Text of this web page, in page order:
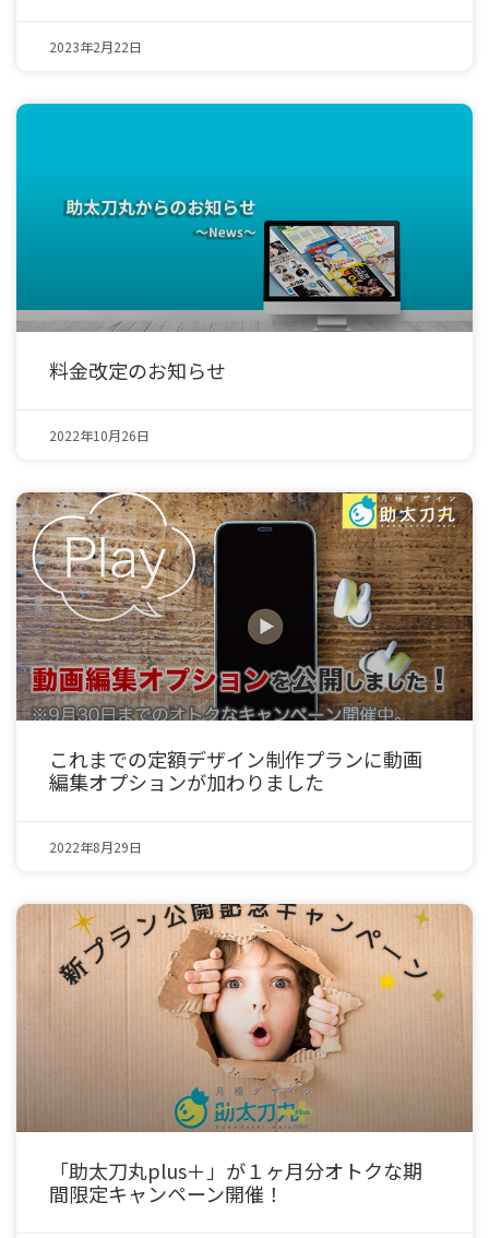
2023年2月22日
料金改定のお知らせ
2022年10月26日
これまでの定額デザイン制作プランに動画
編集オプションが加わりました
2022年8月29日
「助太刀丸plus＋」が１ヶ月分オトクな期
間限定キャンペーン開催！